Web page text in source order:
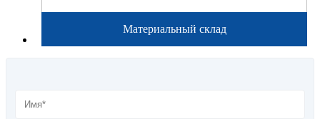
Материальный склад